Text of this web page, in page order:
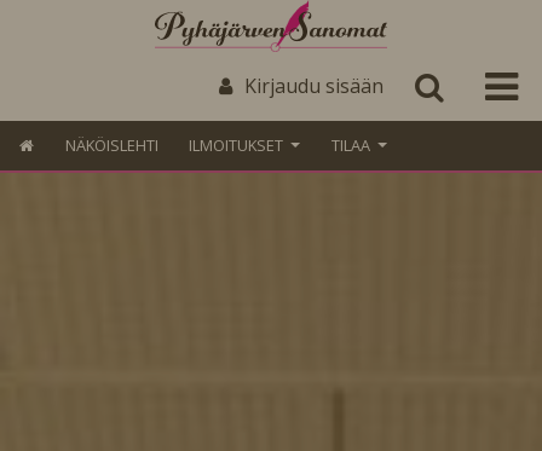
Kirjaudu sisään
NÄKÖISLEHTI ILMOITUKSET TILAA